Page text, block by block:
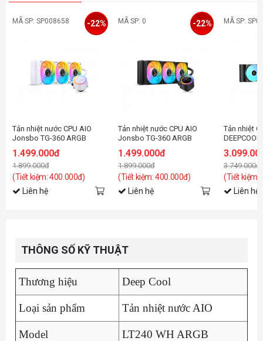
MÃ SP: SP008658
Tản nhiệt nước CPU AIO
Jonsbo TG-360 ARGB
không dây )
1.499.000đ
1.899.000đ
(Tiết kiệm: 400.000đ)
-22%
Liên hệ
MÃ SP: 0
Tản nhiệt nước CPU AIO
Jonsbo TG-360 ARGB
không dây )
1.499.000đ
1.899.000đ
(Tiết kiệm: 400.000đ)
-22%
Liên hệ
MÃ SP:
Tản nhiệt
3.749.000đ
(Tiết kiệm:
Liên hệ
THÔNG SỐ KỸ THUẬT
Thương hiệu Deep Cool
Loại sản phẩm Tản nhiệt nước AIO
Model LT240 WH ARGB